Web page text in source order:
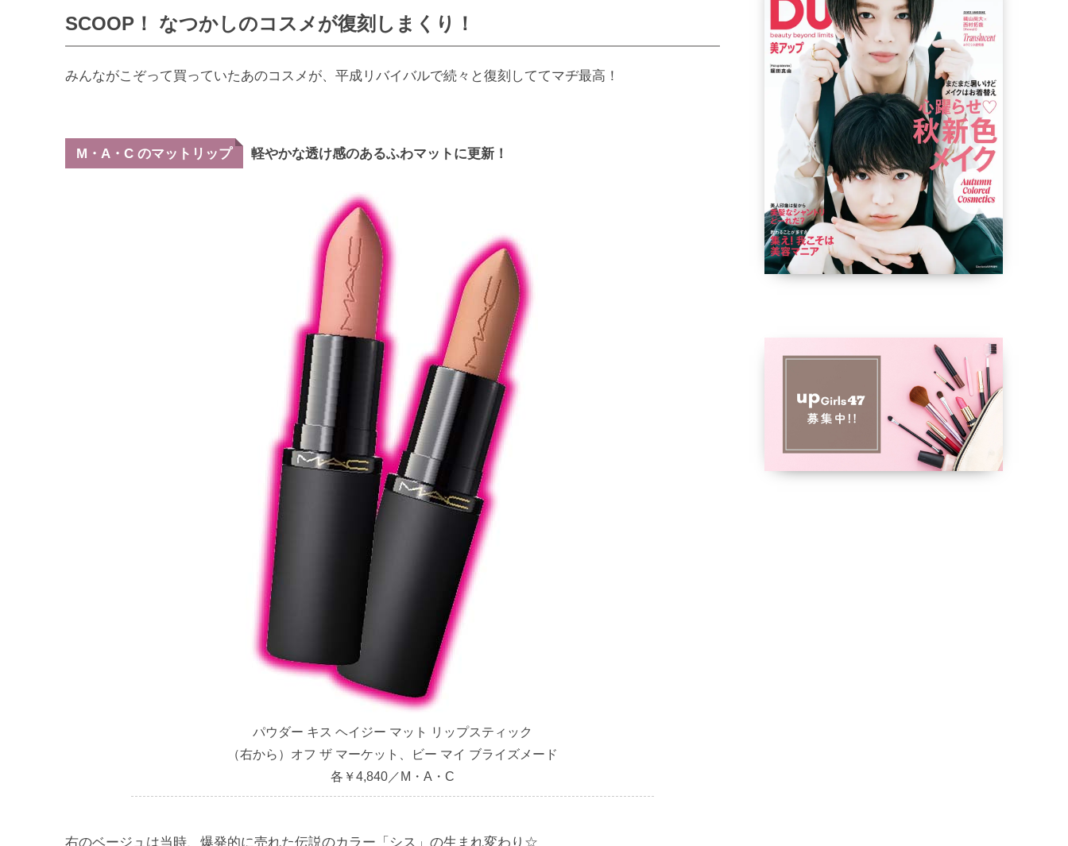
SCOOP！ なつかしのコスメが復刻しまくり！
みんながこぞって買っていたあのコスメが、平成リバイバルで続々と復刻しててマヂ最高！
M・A・C のマットリップ 軽やかな透け感のあるふわマットに更新！
パウダー キス ヘイジー マット リップスティック
（右から）オフ ザ マーケット、ビー マイ ブライズメード
各￥4,840／M・A・C
右のベージュは当時、爆発的に売れた伝説のカラー「シス」の生まれ変わり☆